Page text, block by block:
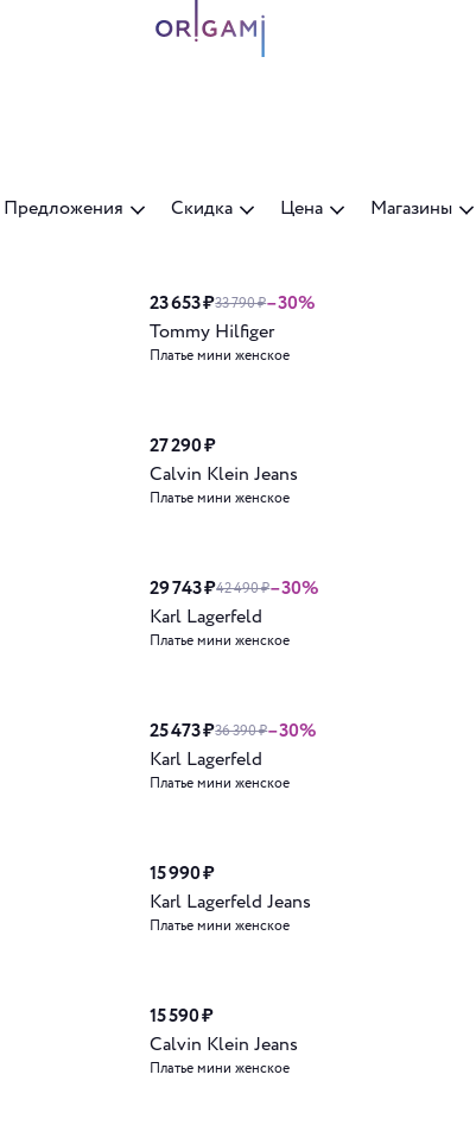
Предложения Скидка Цена Магазины
Новинка
23 653 ₽33 790 ₽–30%
Tommy Hilfiger
Платье мини женское
27 290 ₽
Calvin Klein Jeans
Платье мини женское
29 743 ₽42 490 ₽–30%
Karl Lagerfeld
Платье мини женское
25 473 ₽36 390 ₽–30%
Karl Lagerfeld
Платье мини женское
15 990 ₽
Karl Lagerfeld Jeans
Платье мини женское
15 590 ₽
Calvin Klein Jeans
Платье мини женское